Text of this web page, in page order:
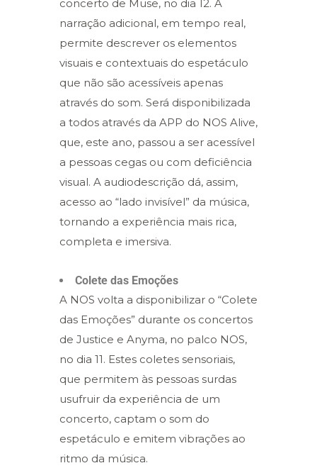
concerto de Muse, no dia 12. A
narração adicional, em tempo real,
permite descrever os elementos
visuais e contextuais do espetáculo
que não são acessíveis apenas
através do som. Será disponibilizada
a todos através da APP do NOS Alive,
que, este ano, passou a ser acessível
a pessoas cegas ou com deficiência
visual. A audiodescrição dá, assim,
acesso ao “lado invisível” da música,
tornando a experiência mais rica,
completa e imersiva.
Colete das Emoções
A NOS volta a disponibilizar o “Colete
das Emoções” durante os concertos
de Justice e Anyma, no palco NOS,
no dia 11. Estes coletes sensoriais,
que permitem às pessoas surdas
usufruir da experiência de um
concerto, captam o som do
espetáculo e emitem vibrações ao
ritmo da música.